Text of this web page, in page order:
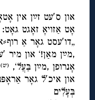
און ס′עט זײַן אין
אָט אַזויאָ זאָגט גאָט:
„דו′עסט גאָר אַ
,מײַן מאַן!‘ און מיר
אָנרופן ,מײַן בַּעֲל‘,(יט)
און איכ′ל גאָר
בְּעָלִים